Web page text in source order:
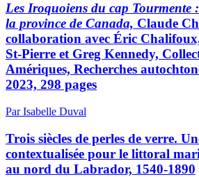
Les Iroquoiens du cap Tourmente
la province de Canada, Claude
collaboration avec Éric
St-Pierre et Greg Kennedy,
Amériques, Recherches
2023, 298 pages
Par Isabelle Duval
Trois siècles de perles de verre.
contextualisée pour le littoral
au nord du Labrador, 1540-1890